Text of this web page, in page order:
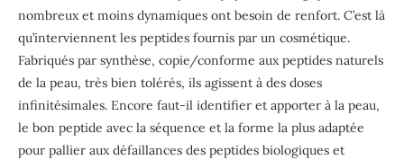
nombreux et moins dynamiques ont besoin de renfort. C’est là
qu’interviennent les peptides fournis par un cosmétique.
Fabriqués par synthèse, copie/conforme aux peptides naturels
de la peau, très bien tolérés, ils agissent à des doses
infinitésimales. Encore faut-il identifier et apporter à la peau,
le bon peptide avec la séquence et la forme la plus adaptée
pour pallier aux défaillances des peptides biologiques et